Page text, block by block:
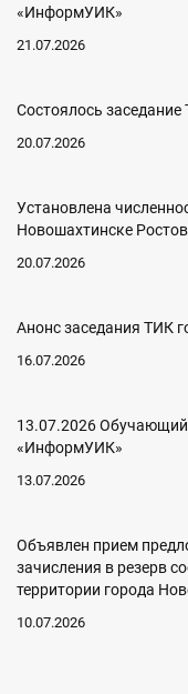
«ИнформУИК»
21.07.2026
Состоялось
20.07.2026
Установлена
Новошахтинске
20.07.2026
Анонс заседания ТИК
16.07.2026
13.07.2026 Обучающий
«ИнформУИК»
13.07.2026
Объявлен прием
зачисления в резерв
территории города
10.07.2026